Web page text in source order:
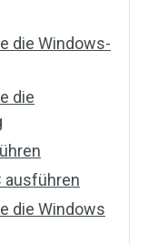
die Windows-
die
ausführen
die Windows